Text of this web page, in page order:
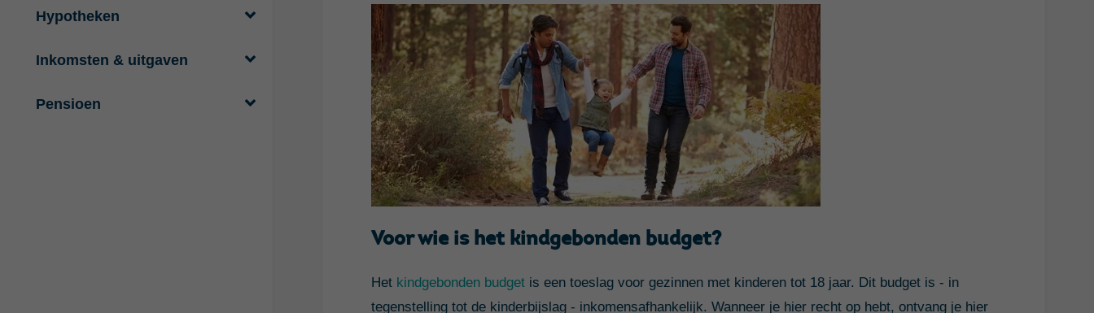
Hypotheken
Inkomsten & uitgaven
Pensioen
Voor wie is het kindgebonden budget?
Het kindgebonden budget is een toeslag voor gezinnen met kinderen tot 18 jaar. Dit budget is - in
tegenstelling tot de kinderbijslag - inkomensafhankelijk. Wanneer je hier recht op hebt, ontvang je hier